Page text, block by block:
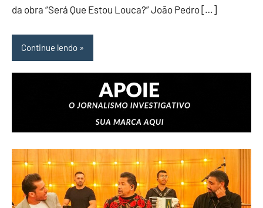
da obra “Será Que Estou Louca?” João Pedro […]
Continue lendo